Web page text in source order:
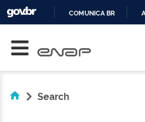
COMUNICA BR
Search